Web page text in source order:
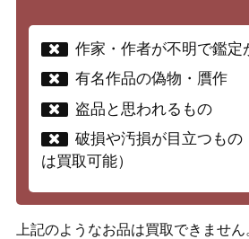
作家・作者が不明で鑑定
有名作品の偽物・贋作
盗品と思われるもの
破損や汚損が目立つもの
は買取可能）
上記のようなお品は買取できませ